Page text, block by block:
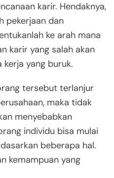
karir. Hendaknya,
pekerjaan dan
ke arah mana
karir yang salah akan
yang buruk.
tersebut terlanjur
maka tidak
menyebabkan
individu bisa mulai
beberapa hal.
kemampuan yang